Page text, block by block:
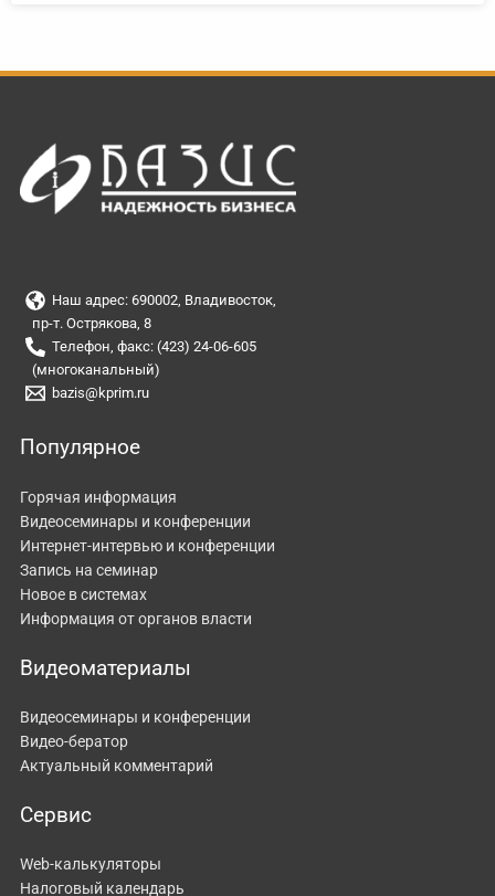
Наш адрес: 690002, Владивосток,
пр-т. Острякова, 8
Телефон, факс: (423) 24-06-605
(многоканальный)
bazis@kprim.ru
Популярное
Горячая информация
Видеосеминары и конференции
Интернет-интервью и конференции
Запись на семинар
Новое в системах
Информация от органов власти
Видеоматериалы
Видеосеминары и конференции
Видео-бератор
Актуальный комментарий
Сервис
Web-калькуляторы
Налоговый календарь